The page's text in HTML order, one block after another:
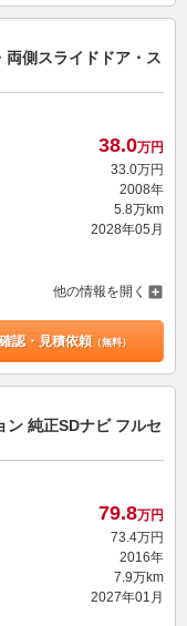
側スライドドア・ス
38.0万円
33. 0万円
2008年
5.8万km
2028年05月
他の情報を開く
認・見積依頼（無料）
ン 純正SDナビ フルセ
79.8万円
73.4万円
2016年
7.9万km
2027年01月